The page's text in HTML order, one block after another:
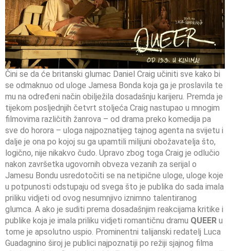
Čini se da će britanski glumac Daniel Craig učiniti sve kako bi
se odmaknuo od uloge Jamesa Bonda koja ga je proslavila te
mu na određeni način obilježila dosadašnju karijeru. Premda je
tijekom posljednjih četvrt stoljeća Craig nastupao u mnogim
filmovima različitih žanrova – od drama preko komedija pa
sve do horora – uloga najpoznatijeg tajnog agenta na svijetu i
dalje je ona po kojoj su ga upamtili milijuni obožavatelja što,
logično, nije nikakvo čudo. Upravo zbog toga Craig je odlučio
nakon završetka ugovornih obveza vezanih za serijal o
Jamesu Bondu usredotočiti se na netipične uloge, uloge koje
u potpunosti odstupaju od svega što je publika do sada imala
priliku vidjeti od ovog nesumnjivo iznimno talentiranog
glumca. A ako je suditi prema dosadašnjim reakcijama kritike i
publike koja je imala priliku vidjeti romantičnu dramu QUEER u
tome je apsolutno uspio. Prominentni talijanski redatelj Luca
Guadagnino široj je publici najpoznatiji po režiji sjajnog filma